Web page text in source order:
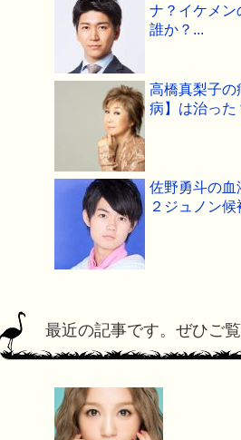
ナ？イケメン
誰か？...
高橋真梨子の
病】は治った
佐野勇斗の血
２ジュノン
最近の記事です。ぜひご覧